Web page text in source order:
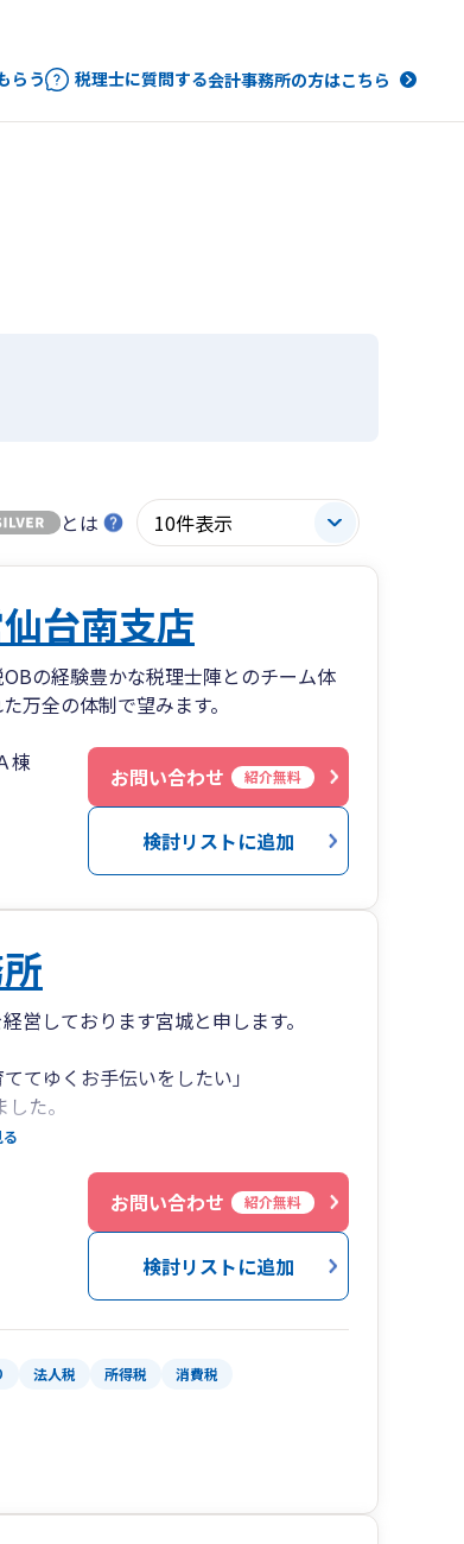
らう 税理士に質問する会計事務所の方はこちら
とは
台南支店
の経験豊かな税理士陣とのチーム体
万全の体制で望みます。
棟
お問い合わせ 紹介無料
検討リストに追加
営しております宮城と申します。
てゆくお手伝いをしたい」
た。
ひとつ築きあげていき、
せていくことをミッションとしていま
抱える「売上アップ」と「資金繰り」
変わることはありません。
お問い合わせ 紹介無料
検討リストに追加
法人税 所得税
消費税